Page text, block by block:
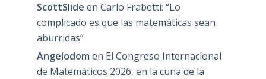
ScottSlide en Carlo Frabetti: “Lo
complicado es que las matemáticas sean
aburridas”
Angelodom en El Congreso Internacional
de Matemáticos 2026, en la cuna de la